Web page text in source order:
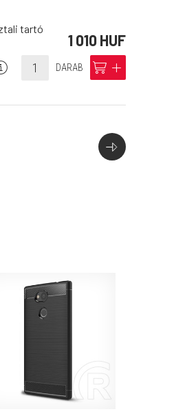
tartó
1 010 HUF
DARAB cart add